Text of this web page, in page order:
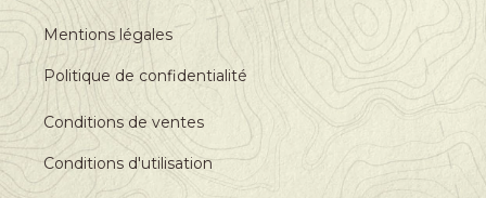
Mentions légales
Politique de confidentialité
Conditions de ventes
Conditions d'utilisation